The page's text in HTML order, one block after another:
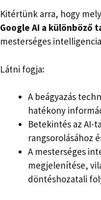
Kitértünk arra, hogy
Google AI a különböző
mesterséges
Látni fogja:
A beágyazás
hatékony
Betekintés az AI-
rangsorolásához
A mesterséges
megjelenítése,
döntéshozatali